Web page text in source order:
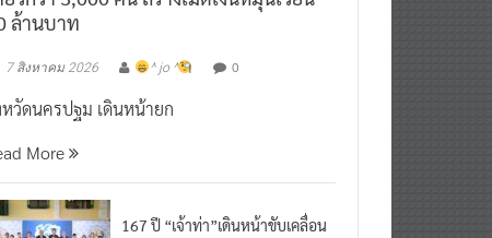
ล้านบาท
7 สิงหาคม 2026 ^ jo ^ 0
หวัดนครปฐม เดินหน้ายก
More
167 ปี “เจ้าท่า”เดินหน้าขับเคลื่อน